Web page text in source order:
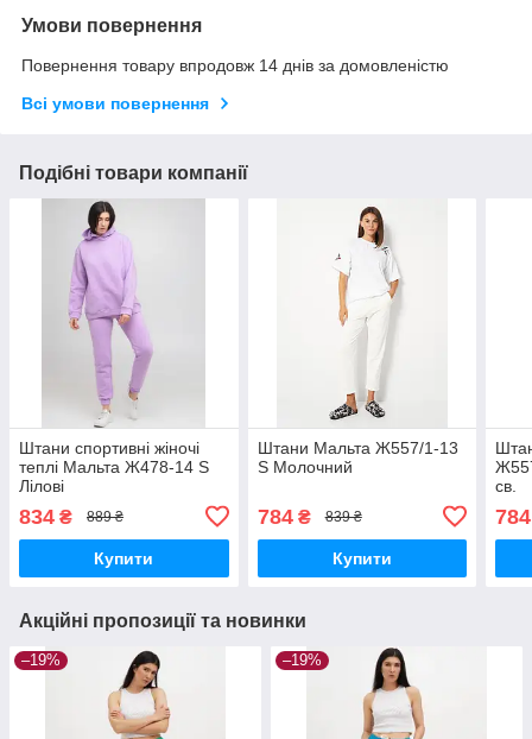
Умови повернення
Повернення товару впродовж 14 днів за домовленістю
Всі умови повернення
Подібні товари компанії
Штани спортивні жіночі
теплі Мальта Ж478-14 S
Лілові
834 ₴ 889 ₴
Купити
Штани Мальта Ж557/1-13
S Молочний
784₴ 839 ₴
Купити
св.
784
Акційні пропозиції та новинки
–19% –19%